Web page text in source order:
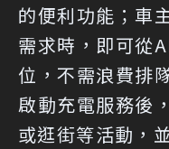
的便利功能；車
需求時，即可從
位，不需浪費排
啟動充電服務後
或逛街等活動，